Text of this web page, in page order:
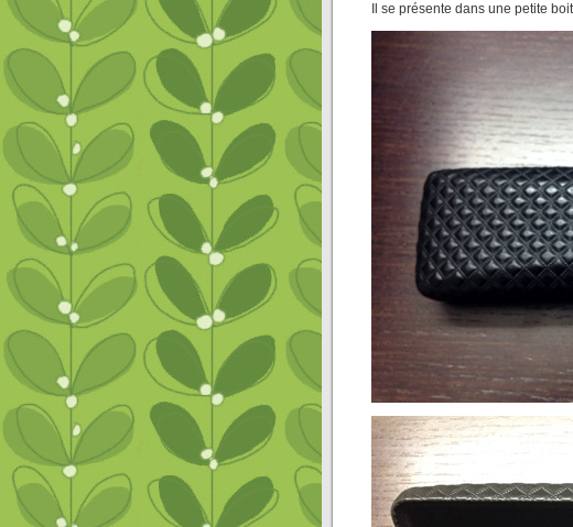
Il se présente dans une petite